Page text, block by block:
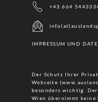
+43 664
IMPRESSUM UND
Der Schutz Ihrer
Webseite
besonders wichtig.
Wien übernimmt keine